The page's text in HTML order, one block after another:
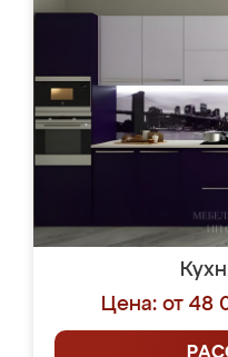
Цена: от 48